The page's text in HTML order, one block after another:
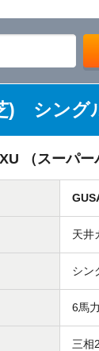
) シング
（スーパ
天井
シン
6馬
三相